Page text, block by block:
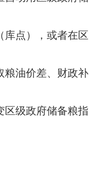
库点），或者在区
粮油价差、财政补
区级政府储备粮指